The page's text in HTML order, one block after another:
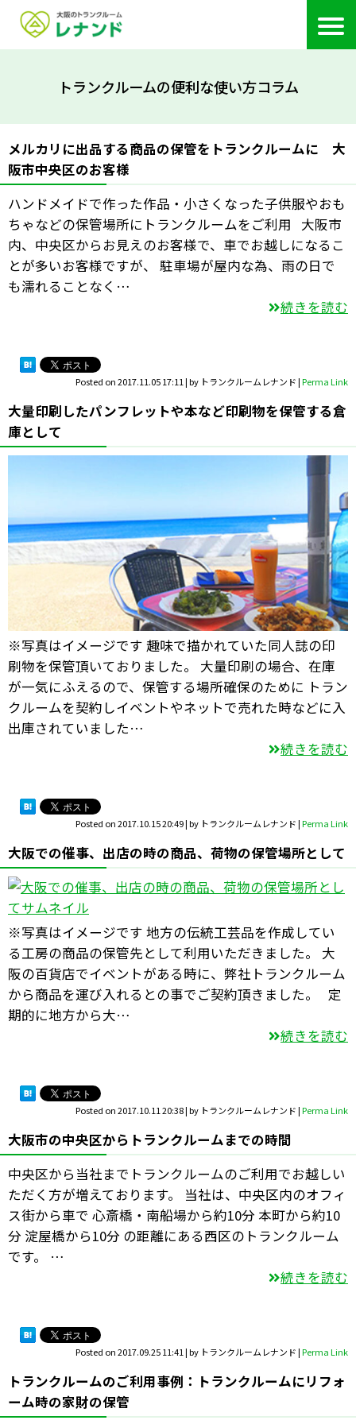
トランクルームの便利な使い方コラム
メルカリに出品する商品の保管をトランクルームに 大
阪市中央区のお客様
ハンドメイドで作った作品・小さくなった子供服やおも
ちゃなどの保管場所にトランクルームをご利用 大阪市
内、中央区からお見えのお客様で、車でお越しになるこ
とが多いお客様ですが、 駐車場が屋内な為、雨の日で
も濡れることなく…
続きを読む
Posted on2017.11.05 17:11|by トランクルームレナンド|Perma Link
大量印刷したパンフレットや本など印刷物を保管する倉
庫として
※写真はイメージです 趣味で描かれていた同人誌の印
刷物を保管頂いておりました。 大量印刷の場合、在庫
が一気にふえるので、保管する場所確保のために トラン
クルームを契約しイベントやネットで売れた時などに入
出庫されていました…
続きを読む
Posted on2017.10.15 20:49|by トランクルームレナンド|Perma Link
大阪での催事、出店の時の商品、荷物の保管場所として
※写真はイメージです 地方の伝統工芸品を作成してい
る工房の商品の保管先として利用いただきました。 大
阪の百貨店でイベントがある時に、弊社トランクルーム
から商品を運び入れるとの事でご契約頂きました。 定
期的に地方から大…
続きを読む
Posted on2017.10.11 20:38|by トランクルームレナンド|Perma Link
大阪市の中央区からトランクルームまでの時間
中央区から当社までトランクルームのご利用でお越しい
ただく方が増えております。 当社は、中央区内のオフィ
ス街から車で 心斎橋・南船場から約10分 本町から約10
分 淀屋橋から10分 の距離にある西区のトランクルーム
です。 …
続きを読む
Posted on2017.09.25 11:41 |by トランクルームレナンド|Perma Link
トランクルームのご利用事例：トランクルームにリフォ
ーム時の家財の保管